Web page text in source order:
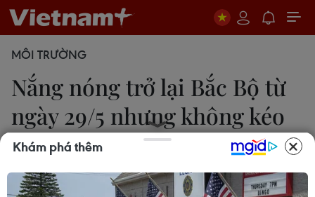
MÔI TRƯỜNG
Nắng nóng trở lại Bắc Bộ từ
ngày 29/5 nhưng không kéo
dài
Hoàng Nam
Khám phá thêm